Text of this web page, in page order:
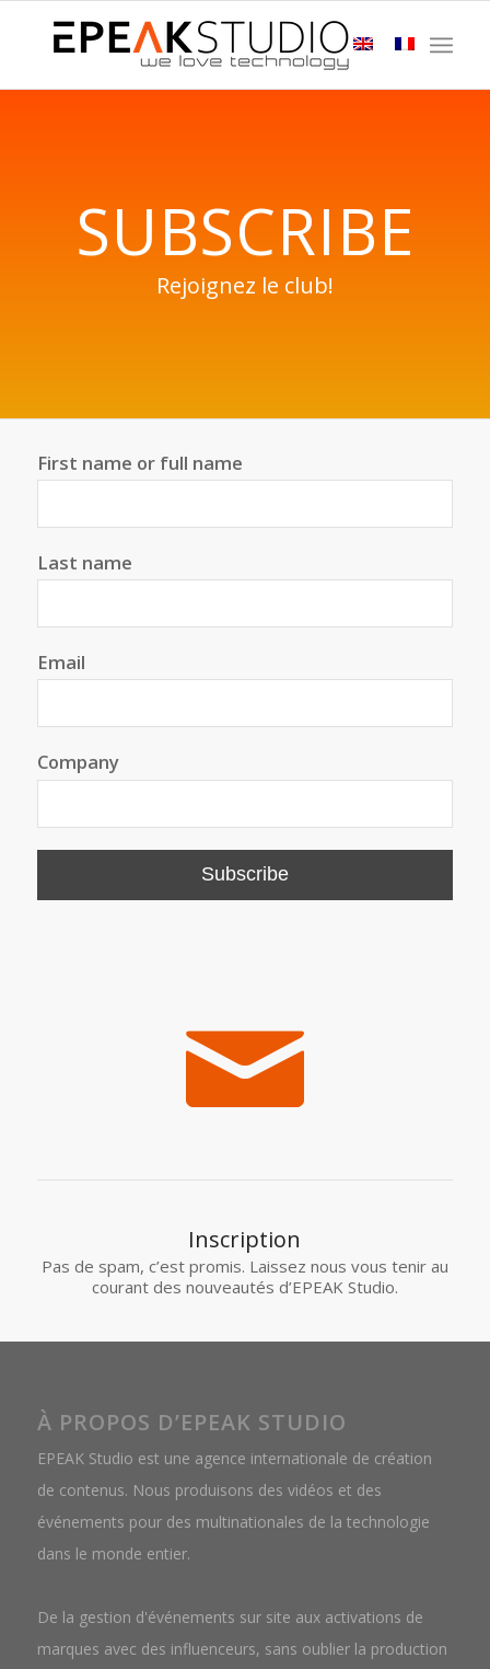
SUBSCRIBE
Rejoignez le club!
First name or full name
Last name
Email
Company
Inscription
Pas de spam, c’est promis. Laissez nous vous tenir au
courant des nouveautés d’EPEAK Studio.
À PROPOS D’EPEAK STUDIO
EPEAK Studio est une agence internationale de création
de contenus. Nous produisons des vidéos et des
événements pour des multinationales de la technologie
dans le monde entier.
De la gestion d'événements sur site aux activations de
marques avec des influenceurs, sans oublier la production